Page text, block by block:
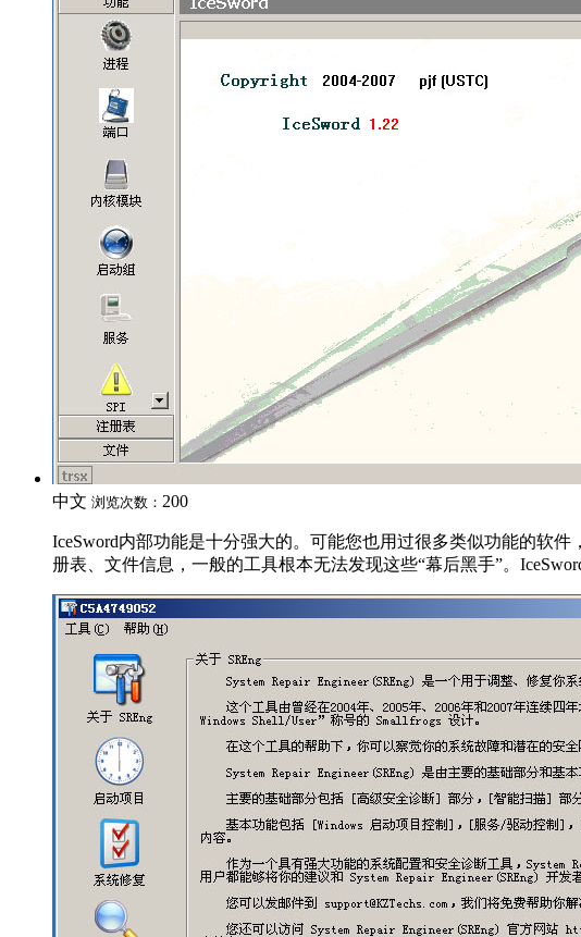
中文 浏览次数： 200
IceSword内部功能是十分强大的。可能您也用过很多类似功能的软
册表、文件信息，一般的工具根本无法发现这些“幕后黑手”。